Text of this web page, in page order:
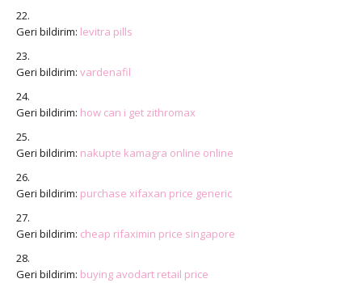
Geri bildirim: levitra pills
Geri bildirim: vardenafil
Geri bildirim: how can i get zithromax
Geri bildirim: nakupte kamagra online online
Geri bildirim: purchase xifaxan price generic
Geri bildirim: cheap rifaximin price singapore
Geri bildirim: buying avodart retail price